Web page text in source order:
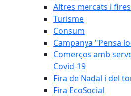
Altres mercats i fires
Turisme
Consum
Campanya "Pensa
Comerços amb
Covid-19
Fira de Nadal i del
Fira EcoSocial